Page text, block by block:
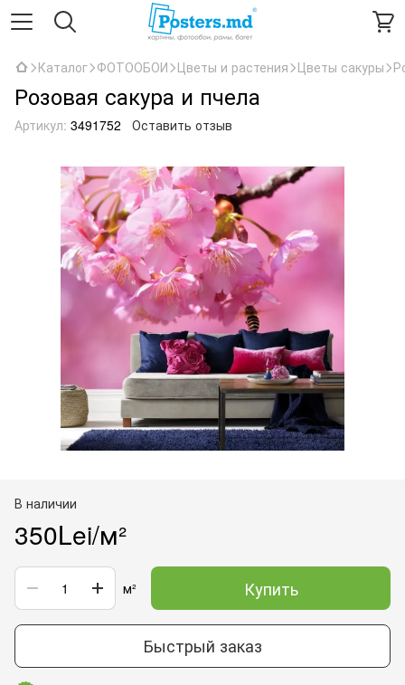
Каталог ФОТООБОИ Цветы и растения Цветы сакуры
Розовая сакура и пчела
Артикул: 3491752 Оставить отзыв
В наличии
350Lei/м²
м² Купить
Быстрый заказ